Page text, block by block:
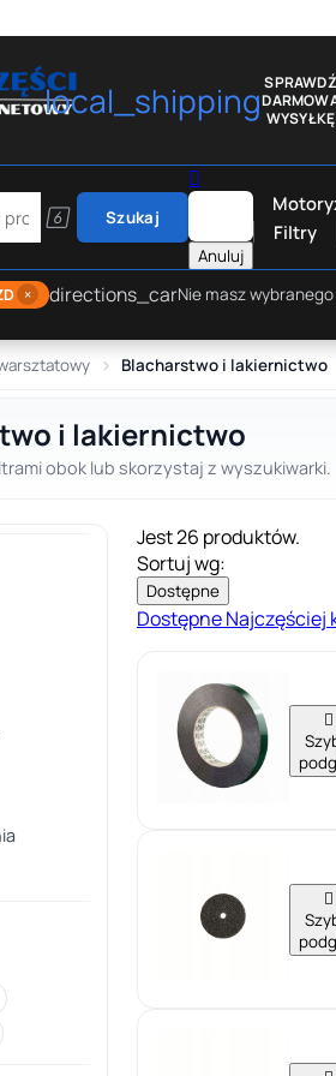
local_shippingSPRAWDŹ
WYSYŁKĘ
 Szukaj

Anuluj
Filtry
× directions_carNie masz
Blacharstwo i lakiernictwo
i lakiernictwo
obok lub skorzystaj z wyszukiwarki.
Jest 26 produktów.
Sortuj wg:
Dostępne
DostępneNajczęściej

